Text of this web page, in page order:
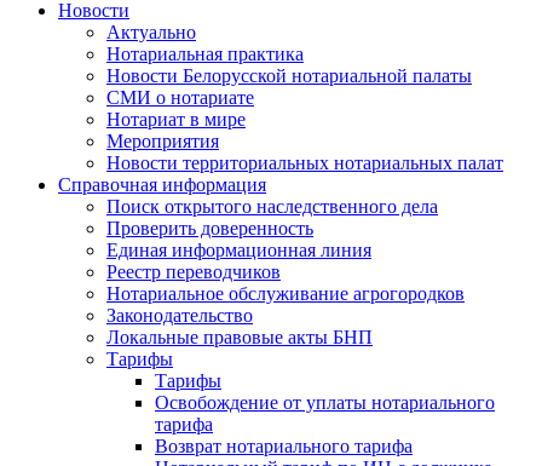
Новости
Актуально
Нотариальная практика
Новости Белорусской нотариальной палаты
СМИ о нотариате
Нотариат в мире
Мероприятия
Новости территориальных нотариальных палат
Справочная информация
Поиск открытого наследственного дела
Проверить доверенность
Единая информационная линия
Реестр переводчиков
Нотариальное обслуживание агрогородков
Законодательство
Локальные правовые акты БНП
Тарифы
Тарифы
Освобождение от уплаты нотариального
тарифа
Возврат нотариального тарифа